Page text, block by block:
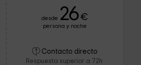
desde 26 €
persona y noche
Contacto directo
Respuesta superior a 72h